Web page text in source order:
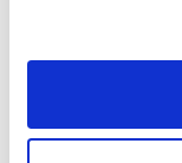
Options: contact
Montage: Traversant